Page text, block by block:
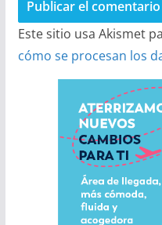
Este sitio usa Akismet
cómo se procesan los